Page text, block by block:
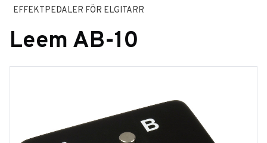
EFFEKTPEDALER FÖR ELGITARR
Leem AB-10